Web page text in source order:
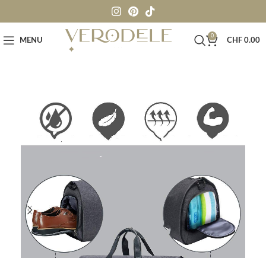
MENU
0
CHF 0.00